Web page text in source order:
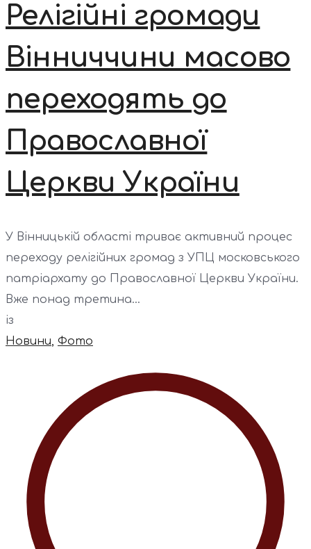
Релігійні громади
Вінниччини масово
переходять до
Православної
Церкви України
У Вінницькій області триває активний процес
переходу релігійних громад з УПЦ московського
патріархату до Православної Церкви України.
Вже понад третина...
із
Новини, Фото